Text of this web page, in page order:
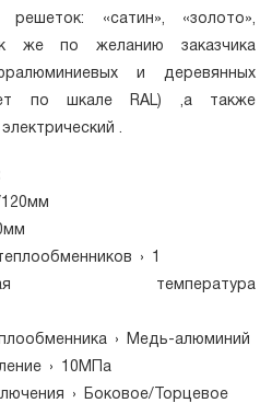
«сатин», «золото»,
же по желанию заказчика
и деревянных
по шкале RAL) ,а также
.
›
1
температура
›
Медь-алюминий
›
10МПа
›
Боковое/Торцевое